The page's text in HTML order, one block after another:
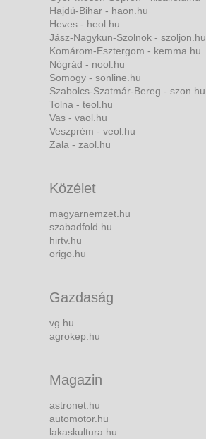
Hajdú-Bihar - haon.hu
Heves - heol.hu
Jász-Nagykun-Szolnok - szoljon.hu
Komárom-Esztergom - kemma.hu
Nógrád - nool.hu
Somogy - sonline.hu
Szabolcs-Szatmár-Bereg - szon.hu
Tolna - teol.hu
Vas - vaol.hu
Veszprém - veol.hu
Zala - zaol.hu
Közélet
magyarnemzet.hu
szabadfold.hu
hirtv.hu
origo.hu
Gazdaság
vg.hu
agrokep.hu
Magazin
astronet.hu
automotor.hu
lakaskultura.hu